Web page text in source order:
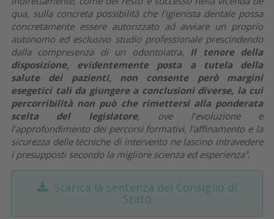
qua, sulla concreta possibilità che l’igienista dentale possa
concretamente essere autorizzato ad avviare un proprio
autonomo ed esclusivo studio professionale prescindendo
dalla compresenza di un odontoiatra. Il tenore della
disposizione, evidentemente posta a tutela della
salute dei pazienti,
non consente però margini
esegetici tali da giungere a conclusioni diverse, la cui
percorribilità non può che rimettersi alla ponderata
scelta del legislatore, ove l’evoluzione e
l’approfondimento dei percorsi formativi, l’affinamento e la
sicurezza delle tecniche di intervento ne lascino intravedere
i presupposti secondo la migliore scienza ed esperienza”.
Scarica la sentenza del Consiglio di
Stato